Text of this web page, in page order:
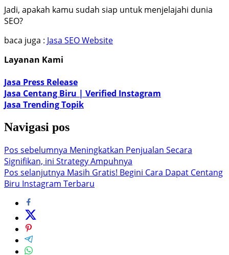
Jadi, apakah kamu sudah siap untuk menjelajahi dunia
SEO?
baca juga : Jasa SEO Website
Layanan Kami
Jasa Press Release
Jasa Centang Biru | Verified Instagram
Jasa Trending Topik
Navigasi pos
Pos sebelumnya Meningkatkan Penjualan Secara
Signifikan, ini Strategy Ampuhnya
Pos selanjutnya Masih Gratis! Begini Cara Dapat Centang
Biru Instagram Terbaru